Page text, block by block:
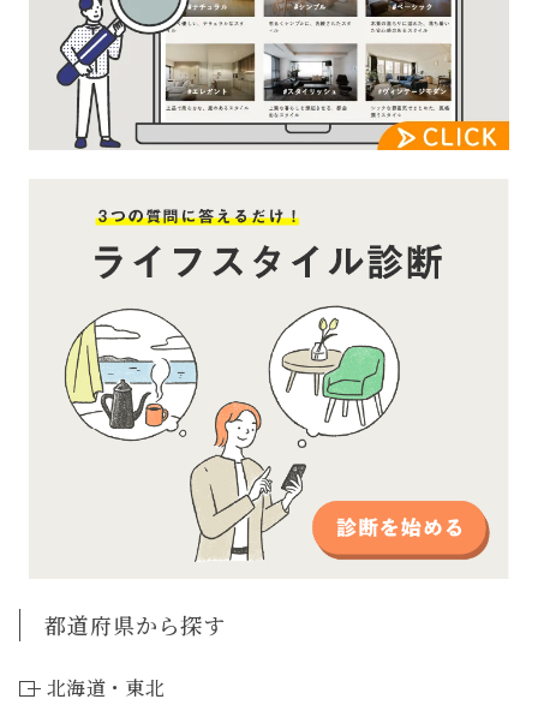
都道府県から探す
北海道・東北